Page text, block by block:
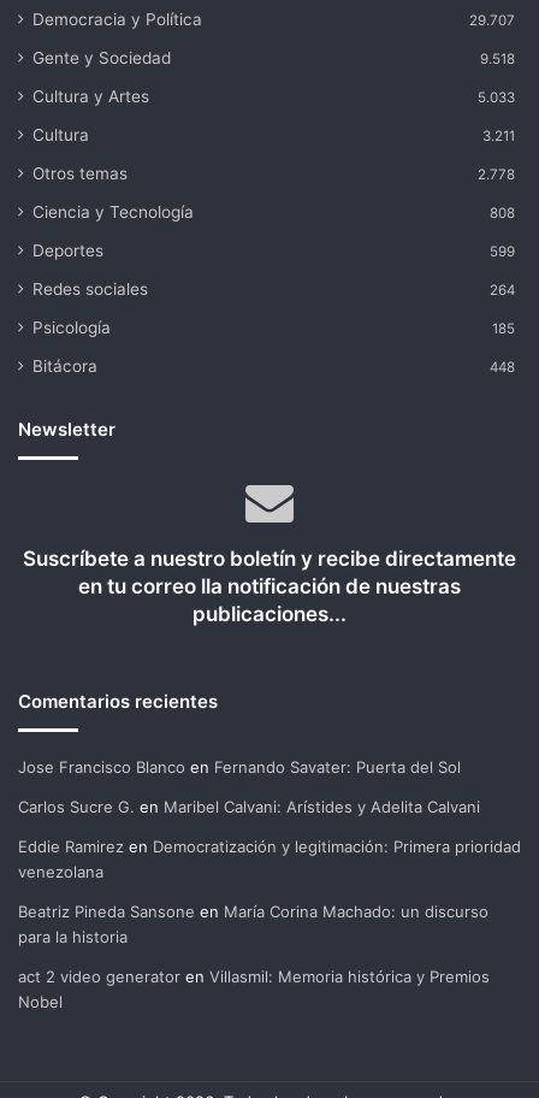
Democracia y Política 29.707
Gente y Sociedad 9.518
Cultura y Artes 5.033
Cultura 3.211
Otros temas 2.778
Ciencia y Tecnología 808
Deportes 599
Redes sociales 264
Psicología 185
Bitácora 448
Newsletter
Suscríbete a nuestro boletín y recibe directamente
en tu correo lla notificación de nuestras
publicaciones...
Comentarios recientes
Jose Francisco Blanco en Fernando Savater: Puerta del Sol
Carlos Sucre G. en Maribel Calvani: Arístides y Adelita Calvani
Eddie Ramirez en Democratización y legitimación: Primera prioridad
venezolana
Beatriz Pineda Sansone en María Corina Machado: un discurso
para la historia
act 2 video generator en Villasmil: Memoria histórica y Premios
Nobel